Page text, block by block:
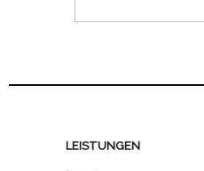
LEISTUNGEN